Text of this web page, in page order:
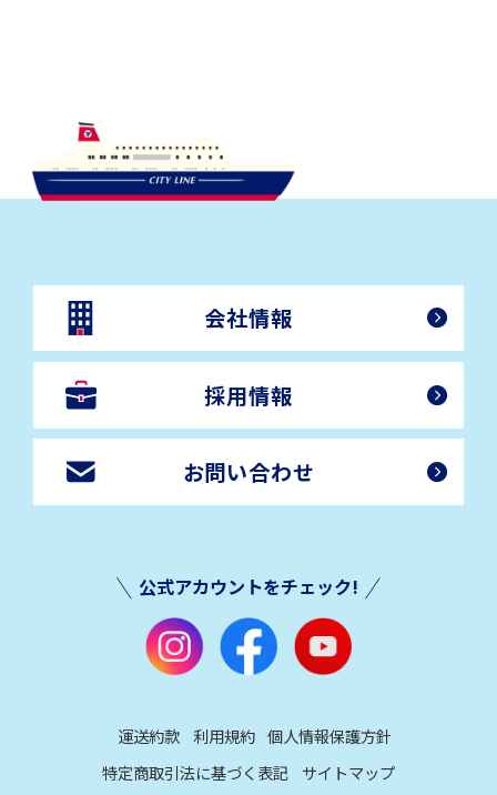
会社情報
採用情報
お問い合わせ
公式アカウントをチェック!
運送約款 利用規約 個人情報保護方針
特定商取引法に基づく表記
サイトマップ